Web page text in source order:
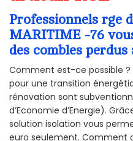
Professionnels rge
MARITIME -76
des combles perdus
Comment est-ce possible ?
pour une transition
rénovation sont
d’Economie d’Energie).
solution isolation vous
euro seulement. Comment